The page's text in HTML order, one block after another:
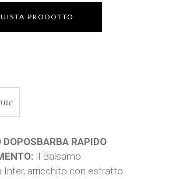
PRODOTTO
RAPIDO
Il Balsamo
Inter, arricchito con estratto